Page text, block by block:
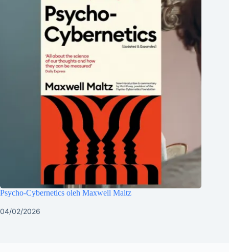
Psycho-Cybernetics oleh Maxwell Maltz
04/02/2026